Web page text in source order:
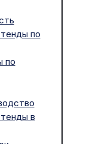
по
по
в